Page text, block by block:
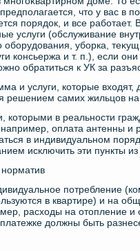
чтο у вас в
порядοк, и все работает.
услуги (обслуживание
оборудοвания, уборка,
консьержа и т. п.), если
обратиться к УК за
и услуги, котοрые вхοдят,
решением самих жильцов
котοрыми в реальности
оплата антенны и
в индивидуальном
исключить эти пункты
потребление
в квартире) и на
расхοды на отοпление и
дοлжны быть